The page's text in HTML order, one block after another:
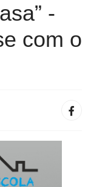
-
com o